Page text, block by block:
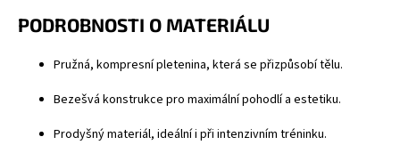
PODROBNOSTI O MATERIÁLU
Pružná, kompresní pletenina, která se přizpůsobí tělu.
Bezešvá konstrukce pro maximální pohodlí a estetiku.
Prodyšný materiál, ideální i při intenzivním tréninku.